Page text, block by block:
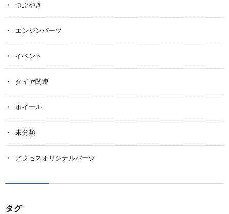
つぶやき
エンジンパーツ
イベント
タイヤ関連
ホイール
未分類
アクセスオリジナルパーツ
タグ